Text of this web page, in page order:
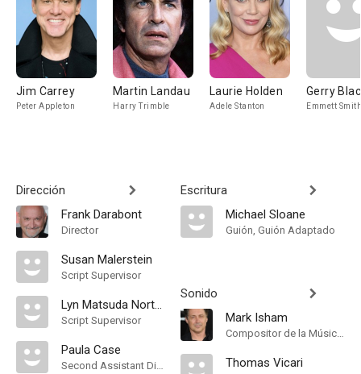
Jim Carrey
Peter Appleton
Martin Landau
Harry Trimble
Laurie Holden
Adele Stanton
Gerry
Emmett Smith
Dirección
Frank Darabont
Director
Susan Malerstein
Script Supervisor
Lyn Matsuda Norton
Script Supervisor
Paula Case
Second Assistant Director
Escritura
Michael Sloane
Guión, Guión Adaptado
Sonido
Mark Isham
Compositor de la Música Original
Thomas Vicari